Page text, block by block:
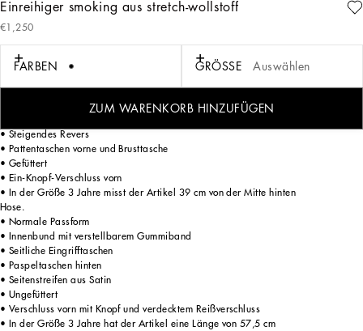
Einreihiger smoking aus stretch-wollstoff
FARBEN GRÖSSE Auswählen
€1,250
ZUM WARENKORB HINZUFÜGEN
Formelle Kleidung von Dolce&Gabbana Kids ist eine moderne Interpretation der
Einzigartigkeit und Eleganz italienischer Tradition. elegante Herren-Garderobe in
einer Neuinterpretation für die Kleinsten. Der einreihige Smokinganzug für
festliche Anlässe ist für die Kids ein unverzichtbarer Klassiker.
• Steigendes Revers
• Pattentaschen vorne und Brusttasche
• Gefüttert
• Ein-Knopf-Verschluss vorn
• In der Größe 3 Jahre misst der Artikel 39 cm von der Mitte hinten
Hose.
• Normale Passform
• Innenbund mit verstellbarem Gummiband
• Seitliche Eingrifftaschen
• Paspeltaschen hinten
• Seitenstreifen aus Satin
• Ungefüttert
• Verschluss vorn mit Knopf und verdecktem Reißverschluss
• In der Größe 3 Jahre hat der Artikel eine Länge von 57,5 cm